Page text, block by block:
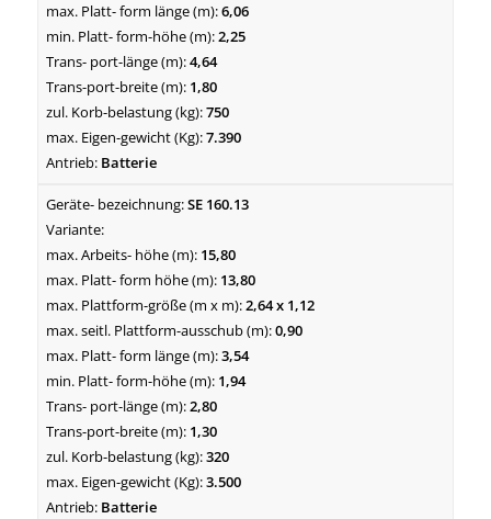
6,06
2,25
4,64
1,80
750
7.390
Batterie
SE 160.13
15,80
13,80
2,64 x 1,12
0,90
3,54
1,94
2,80
1,30
320
3.500
Batterie